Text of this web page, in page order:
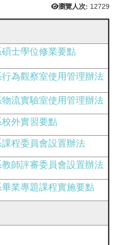
瀏覽人次: 12729
士學位修業要點
為觀察室使用管理辦法
流實驗室使用管理辦法
外實習要點
程委員會設置辦法
師評審委員會設置辦法
業專題課程實施要點